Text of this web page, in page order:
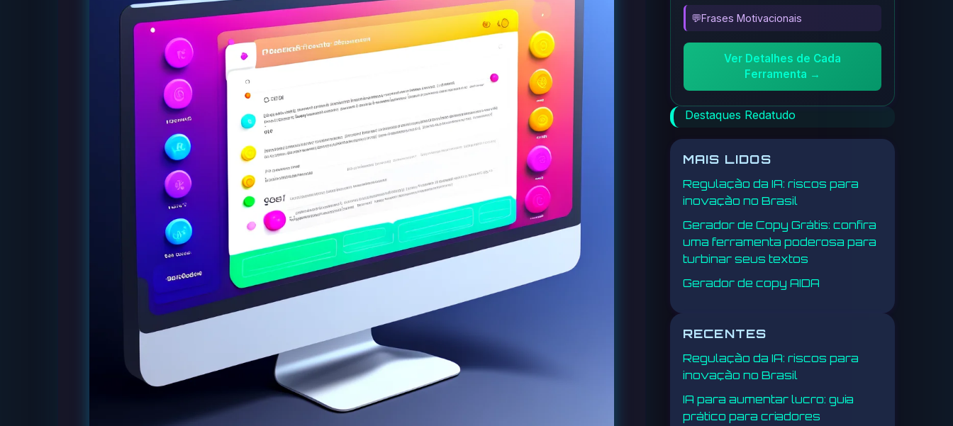
💬Frases Motivacionais
Ver Detalhes de Cada
Ferramenta →
Destaques Redatudo
MAIS LIDOS
Regulação da IA: riscos para
inovação no Brasil
Gerador de Copy Grátis: confira
uma ferramenta poderosa para
turbinar seus textos
Gerador de copy AIDA
RECENTES
Regulação da IA: riscos para
inovação no Brasil
IA para aumentar lucro: guia
prático para criadores